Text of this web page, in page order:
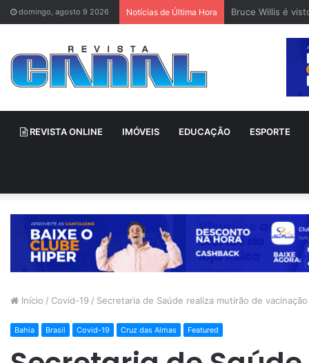
domingo, agosto 9 2026 Notícias de Última Hora Bruce Willis é
REVISTA ONLINE IMÓVEIS EDUCAÇÃO ESPORTE
Início / Covid-19 / Secretaria de Saúde realiza mutirão de
Bahia Brasil Covid-19 Cruz das Almas Featured